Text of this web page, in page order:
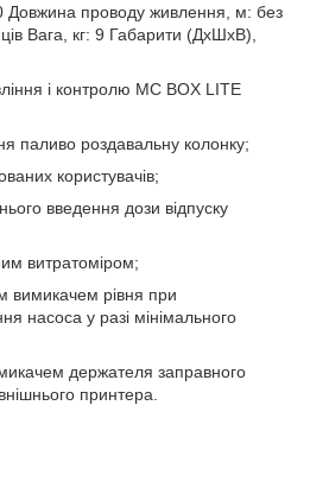
Довжина проводу живлення, м: без
Вага, кг: 9 Габарити (ДхШхВ),
і контролю MC BOX LITE
паливо роздавальну колонку;
користувачів;
введення дози відпуску
витратоміром;
вимикачем рівня при
насоса у разі мінімального
держателя заправного
принтера.